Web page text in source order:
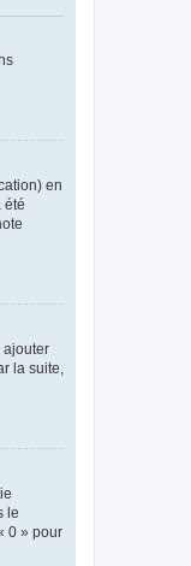
en
été
ajouter
la suite,
le
0 » pour